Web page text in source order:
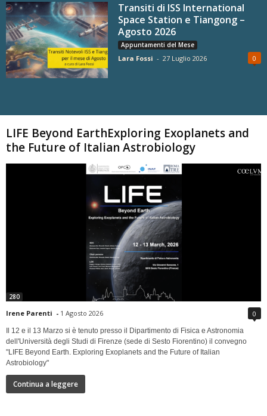
Transiti di ISS International
Space Station e Tiangong –
Agosto 2026
Appuntamenti del Mese
Lara Fossi - 27 Luglio 2026 0
LIFE Beyond EarthExploring Exoplanets and
the Future of Italian Astrobiology
280
Irene Parenti - 1 Agosto 2026 0
Il 12 e il 13 Marzo si è tenuto presso il Dipartimento di Fisica e Astronomia
dell'Università degli Studi di Firenze (sede di Sesto Fiorentino) il convegno
"LIFE Beyond Earth. Exploring Exoplanets and the Future of Italian
Astrobiology"
Continua a leggere